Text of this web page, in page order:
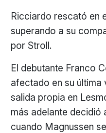
Ricciardo rescató en
superando a su
por Stroll.
El debutante Franco
afectado en su última
salida propia en
más adelante decidió
cuando Magnussen